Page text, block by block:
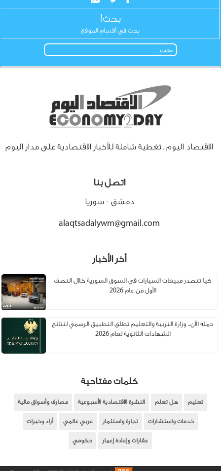
بحث!
بحث في أقسام الموقع
الاقتصاد اليوم ـ تغطية شاملة للأخبار الاقتصادية على مدار اليوم
اتصل بنا
دمشق - سوريا
alaqtsadalywm@gmail.com
أخر الأخبار
كيا تتصدر مبيعات السيارات في السوق السورية خلال النصف
الأول من عام 2026
حمله الآن.. وزارة التربية والتعليم تطلق التطبيق الرسمي لنتائج
الشهادات الثانوية لعام 2026
كلمات مفتاحية
تعليم هل تعلم النشرة الاقتصادية الأسبوعية مصارف وأسواق مالية
خدمات واستشارات تجارة واستثمار عربي عالمي أراء وخبرات
عقارات وإعادة إعمار حكومي